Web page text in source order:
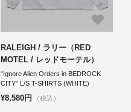
RALEIGH / ラリー（RED
MOTEL / レッドモーテル）
“Ignore Alien Orders in BEDROCK
CITY” L/S T-SHIRTS (WHITE)
¥8,580円 （税込）